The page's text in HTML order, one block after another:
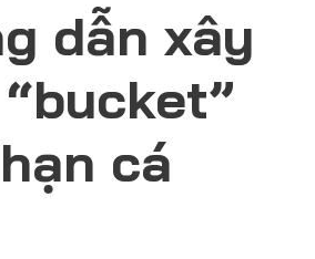
dẫn xây
cá